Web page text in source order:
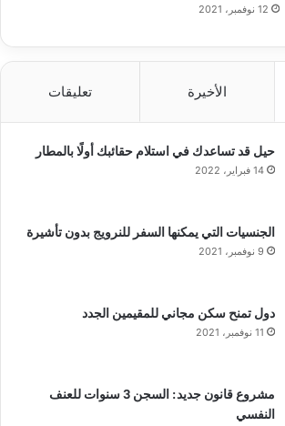
12 نوفمبر، 2021
الأخيرة تعليقات
حيل قد تساعدك في استلام حقائبك أولًا بالمطار
14 فبراير، 2022
الجنسيات التي يمكنها السفر للنرويج بدون تأشيرة
9 نوفمبر، 2021
دول تمنح سكن مجاني للمقيمين الجدد
11 نوفمبر، 2021
مشروع قانون جديد: السجن 3 سنوات للعنف
النفسي